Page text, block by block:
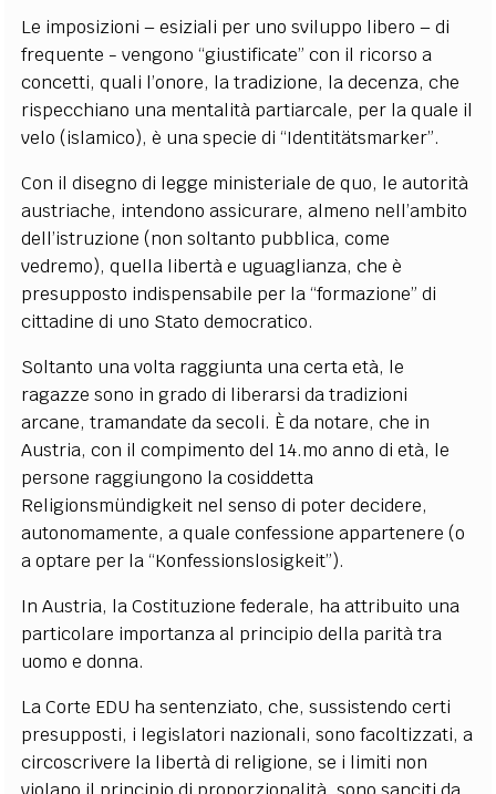
Le imposizioni – esiziali per uno sviluppo libero – di
frequente - vengono “giustificate” con il ricorso a
concetti, quali l’onore, la tradizione, la decenza, che
rispecchiano una mentalità partiarcale, per la quale il
velo (islamico), è una specie di “Identitätsmarker”.
Con il disegno di legge ministeriale de quo, le autorità
austriache, intendono assicurare, almeno nell’ambito
dell’istruzione (non soltanto pubblica, come
vedremo), quella libertà e uguaglianza, che è
presupposto indispensabile per la “formazione” di
cittadine di uno Stato democratico.
Soltanto una volta raggiunta una certa età, le
ragazze sono in grado di liberarsi da tradizioni
arcane, tramandate da secoli. È da notare, che in
Austria, con il compimento del 14.mo anno di età, le
persone raggiungono la cosiddetta
Religionsmündigkeit nel senso di poter decidere,
autonomamente, a quale confessione appartenere (o
a optare per la “Konfessionslosigkeit”).
In Austria, la Costituzione federale, ha attribuito una
particolare importanza al principio della parità tra
uomo e donna.
La Corte EDU ha sentenziato, che, sussistendo certi
presupposti, i legislatori nazionali, sono facoltizzati, a
circoscrivere la libertà di religione, se i limiti non